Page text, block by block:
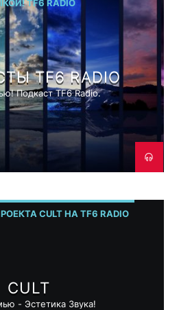
TF6 RADIO
TF6 RADIO
Подкаст TF6 Radio.
CULT НА TF6 RADIO
CULT
- Эстетика Звука!